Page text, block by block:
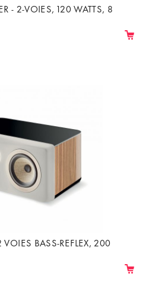
- 2-VOIES, 120 WATTS, 8
BASS-REFLEX, 200